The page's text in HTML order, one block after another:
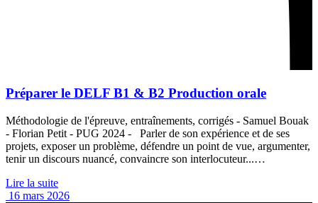
Préparer le DELF B1 & B2 Production orale
Méthodologie de l'épreuve, entraînements, corrigés - Samuel Bouak
- Florian Petit - PUG 2024 - Parler de son expérience et de ses
projets, exposer un problème, défendre un point de vue, argumenter,
tenir un discours nuancé, convaincre son interlocuteur...…
Lire la suite
16 mars 2026